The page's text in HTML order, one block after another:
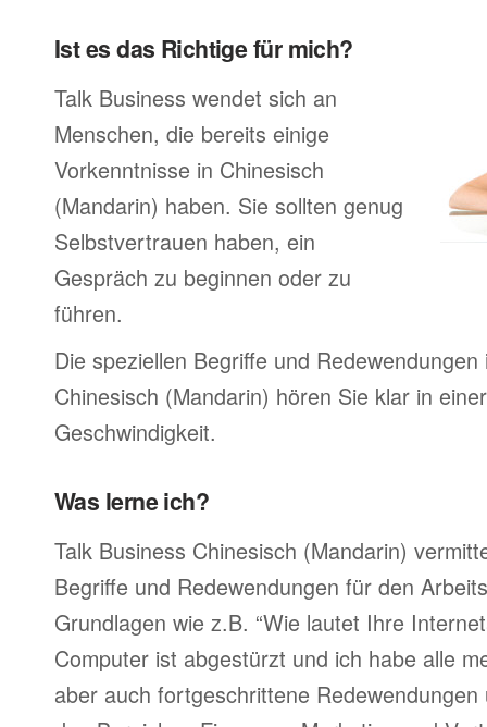
Ist es das Richtige für mich?
Talk Business wendet sich an
Menschen, die bereits einige
Vorkenntnisse in Chinesisch
(Mandarin) haben. Sie sollten genug
Selbstvertrauen haben, ein
Gespräch zu beginnen oder zu
führen.
Die speziellen Begriffe und Redewendungen
Chinesisch (Mandarin) hören Sie klar in
Geschwindigkeit.
Was lerne ich?
Talk Business Chinesisch (Mandarin)
Begriffe und Redewendungen für den
Grundlagen wie z.B. “Wie lautet Ihre
Computer ist abgestürzt und ich habe alle
aber auch fortgeschrittene